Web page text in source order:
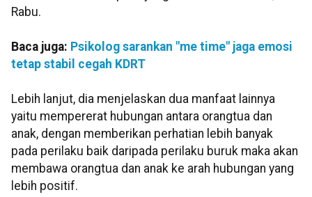
Rabu.
Baca juga: Psikolog sarankan "me time" jaga emosi
tetap stabil cegah KDRT
Lebih lanjut, dia menjelaskan dua manfaat lainnya
yaitu mempererat hubungan antara orangtua dan
anak, dengan memberikan perhatian lebih banyak
pada perilaku baik daripada perilaku buruk maka akan
membawa orangtua dan anak ke arah hubungan yang
lebih positif.